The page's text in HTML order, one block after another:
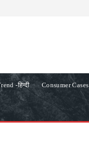
-हिन्दी Consumer Cases